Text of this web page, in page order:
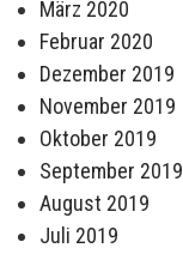
März 2020
Februar 2020
Dezember 2019
November 2019
Oktober 2019
September 2019
August 2019
Juli 2019